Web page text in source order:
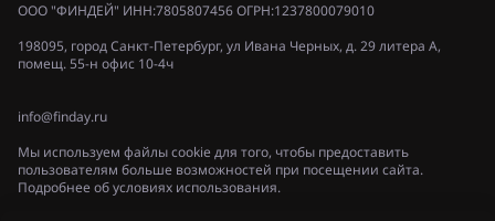
ООО "ФИНДЕЙ" ИНН:7805807456 ОГРН:1237800079010
198095, город Санкт-Петербург, ул Ивана Черных, д. 29 литера А,
помещ. 55-н офис 10-4ч
info@finday.ru
Мы используем файлы cookie для того, чтобы предоставить
пользователям больше возможностей при посещении сайта.
Подробнее об условиях использования.